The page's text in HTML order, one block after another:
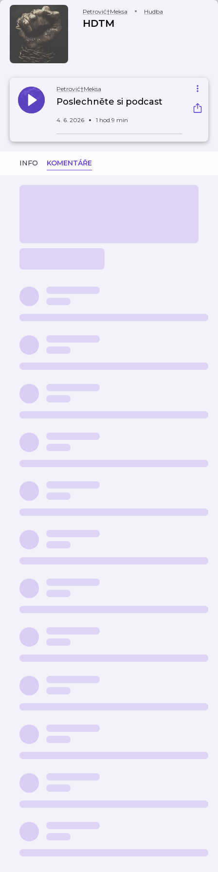
Petrović†Meksa Hudba
HDTM
Petrović†Meksa
Poslechněte si podcast
4. 6. 2026 1 hod 9 min
INFO KOMENTÁŘE